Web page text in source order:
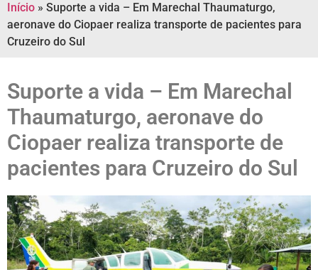
Início » Suporte a vida – Em Marechal Thaumaturgo,
aeronave do Ciopaer realiza transporte de pacientes para
Cruzeiro do Sul
Suporte a vida – Em Marechal
Thaumaturgo, aeronave do
Ciopaer realiza transporte de
pacientes para Cruzeiro do Sul